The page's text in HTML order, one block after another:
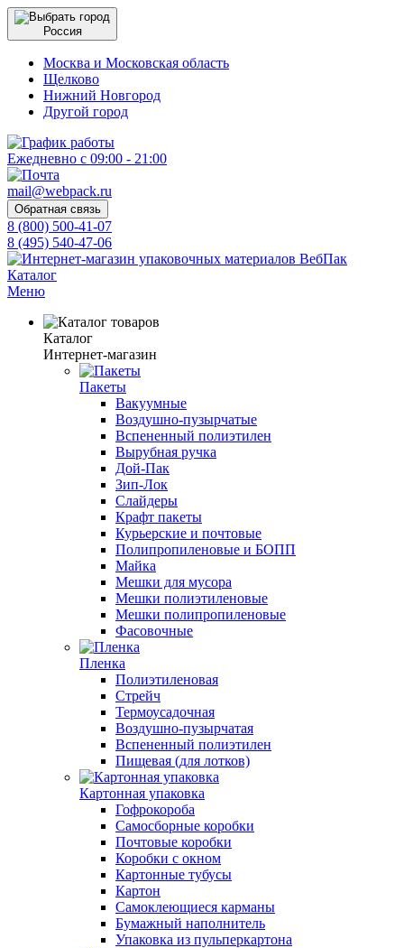
Россия
Москва и Московская область
Щелково
Нижний Новгород
Другой город
Ежедневно с 09:00 - 21:00
mail@webpack.ru
Обратная связь
8 (800) 500-41-07
8 (495) 540-47-06
Каталог
Меню
Каталог
Интернет-магазин
Пакеты
Вакуумные
Воздушно-пузырчатые
Вспененный полиэтилен
Вырубная ручка
Дой-Пак
Зип-Лок
Слайдеры
Крафт пакеты
Курьерские и почтовые
Полипропиленовые и БОПП
Майка
Мешки для мусора
Мешки полиэтиленовые
Мешки полипропиленовые
Фасовочные
Пленка
Полиэтиленовая
Стрейч
Термоусадочная
Воздушно-пузырчатая
Вспененный полиэтилен
Пищевая (для лотков)
Картонная упаковка
Гофрокороба
Самосборные коробки
Почтовые коробки
Коробки с окном
Картонные тубусы
Картон
Самоклеющиеся карманы
Бумажный наполнитель
Упаковка из пульперкартона